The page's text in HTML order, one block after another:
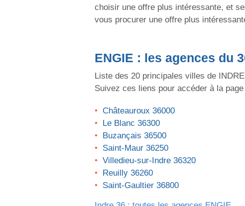
choisir une offre plus intéressante, et
vous procurer une offre plus
ENGIE : les agences du
Liste des 20 principales villes de INDRE
Suivez ces liens pour accéder à la
Châteauroux 36000
Le Blanc 36300
Buzançais 36500
Saint-Maur 36250
Villedieu-sur-Indre 36320
Reuilly 36260
Saint-Gaultier 36800